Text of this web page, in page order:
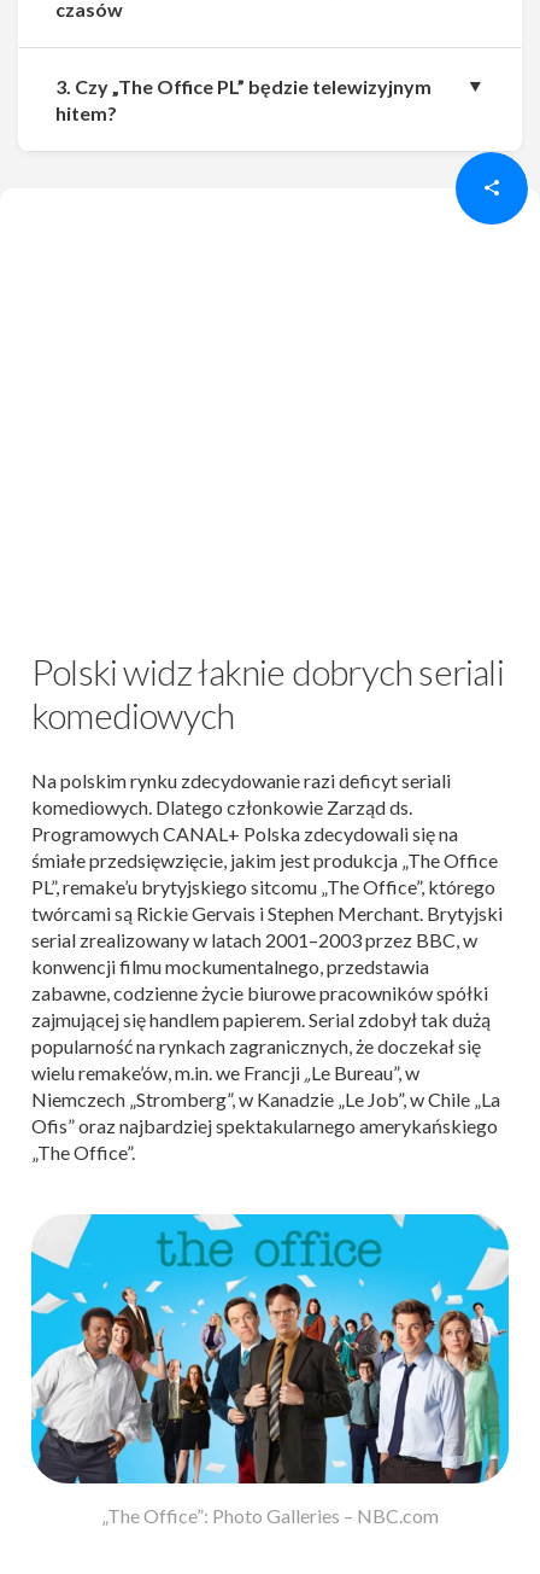
Polski widz łaknie dobrych seriali
komediowych
Na polskim rynku zdecydowanie razi deficyt seriali
komediowych. Dlatego członkowie Zarząd ds.
Programowych CANAL+ Polska zdecydowali się na
śmiałe przedsięwzięcie, jakim jest produkcja „The Office
PL”, remake’u brytyjskiego sitcomu „The Office”, którego
twórcami są Rickie Gervais i Stephen Merchant. Brytyjski
serial zrealizowany w latach 2001–2003 przez BBC, w
konwencji filmu mockumentalnego, przedstawia
zabawne, codzienne życie biurowe pracowników spółki
zajmującej się handlem papierem. Serial zdobył tak dużą
popularność na rynkach zagranicznych, że doczekał się
wielu remake’ów, m.in. we Francji „Le Bureau”, w
Niemczech „Stromberg”, w Kanadzie „Le Job”, w Chile „La
Ofis” oraz najbardziej spektakularnego amerykańskiego
„The Office”.
„The Office”: Photo Galleries – NBC.com
czasów
3. Czy „The Office PL” będzie telewizyjnym
hitem?